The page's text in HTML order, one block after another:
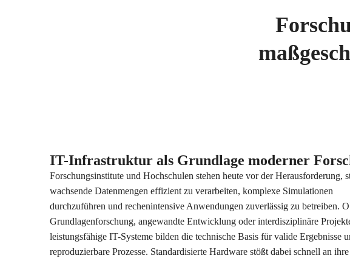
IT-Infrastruktur als Grundlage moderner
Forschungsinstitute und Hochschulen stehen heute vor der Herausforderung,
wachsende Datenmengen effizient zu verarbeiten, komplexe Simulationen
durchzuführen und rechenintensive Anwendungen zuverlässig zu betreiben.
Grundlagenforschung, angewandte Entwicklung oder interdisziplinäre
leistungsfähige IT-Systeme bilden die technische Basis für valide Ergebnisse
reproduzierbare Prozesse. Standardisierte Hardware stößt dabei schnell an